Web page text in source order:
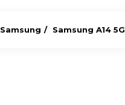
Samsung Samsung A14 5G